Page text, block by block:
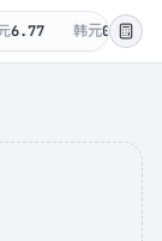
6.77 韩元0.0048